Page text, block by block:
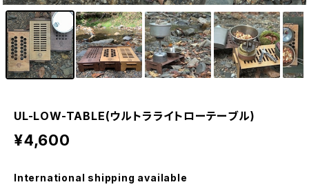
UL-LOW-TABLE(ウルトラライトローテーブル)
¥4,600
International shipping available